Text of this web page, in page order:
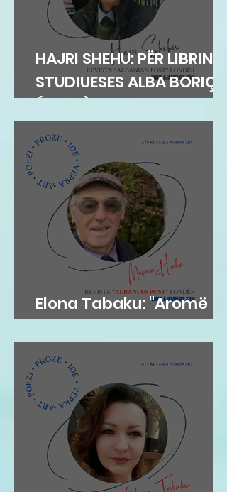
HAJRI SHEHU: PËR LIBRIN E
STUDIUESES ALBA BORIÇI
(GEGA)
Elona Tabaku: "Aromë
gjethi"